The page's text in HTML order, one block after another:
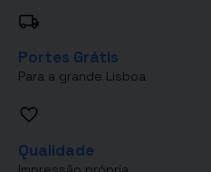
Portes Grátis
Para a grande Lisboa
Qualidade